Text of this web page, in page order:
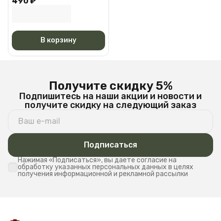
В корзину
Получите скидку 5%
Подпишитесь на наши акции и новости и
получите скидку на следующий заказ
Подписаться
Нажимая «Подписаться», вы даете согласие на
обработку указанных персональных данных в целях
получения информационной и рекламной рассылки